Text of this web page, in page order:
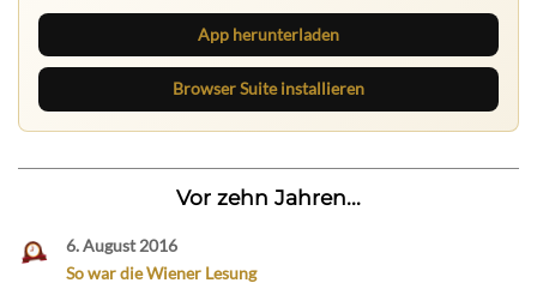
App herunterladen
Browser Suite installieren
Vor zehn Jahren...
6. August 2016
So war die Wiener Lesung